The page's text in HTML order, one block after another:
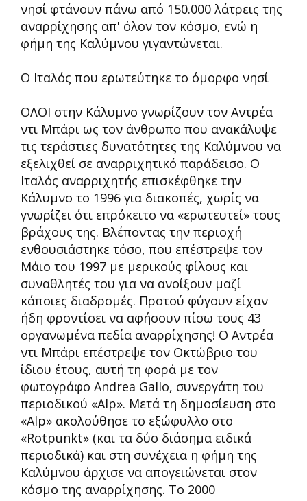
νησί φτάνουν πάνω από 150.000 λάτρεις της
αναρρίχησης απ' όλον τον κόσμο, ενώ η
φήμη της Καλύμνου γιγαντώνεται.
Ο Ιταλός που ερωτεύτηκε το όμορφο νησί
ΟΛΟΙ στην Κάλυμνο γνωρίζουν τον Αντρέα
ντι Μπάρι ως τον άνθρωπο που ανακάλυψε
τις τεράστιες δυνατότητες της Καλύμνου να
εξελιχθεί σε αναρριχητικό παράδεισο. Ο
Ιταλός αναρριχητής επισκέφθηκε την
Κάλυμνο το 1996 για διακοπές, χωρίς να
γνωρίζει ότι επρόκειτο να «ερωτευτεί» τους
βράχους της. Βλέποντας την περιοχή
ενθουσιάστηκε τόσο, που επέστρεψε τον
Μάιο του 1997 με μερικούς φίλους και
συναθλητές του για να ανοίξουν μαζί
κάποιες διαδρομές. Προτού φύγουν είχαν
ήδη φροντίσει να αφήσουν πίσω τους 43
οργανωμένα πεδία αναρρίχησης! Ο Αντρέα
ντι Μπάρι επέστρεψε τον Οκτώβριο του
ίδιου έτους, αυτή τη φορά με τον
φωτογράφο Andrea Gallo, συνεργάτη του
περιοδικού «Alp». Μετά τη δημοσίευση στο
«Alp» ακολούθησε το εξώφυλλο στο
«Rotpunkt» (και τα δύο διάσημα ειδικά
περιοδικά) και στη συνέχεια η φήμη της
Καλύμνου άρχισε να απογειώνεται στον
κόσμο της αναρρίχησης. Το 2000